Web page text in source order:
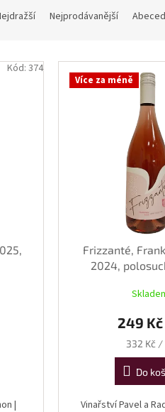
Nejprodávanější
|
Kód: 374
Více za méně
Frizzanté,
2024,
249 Kč
Měrná
cena:
332 Kč /
Do
Vinařství Pavel a